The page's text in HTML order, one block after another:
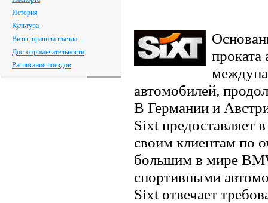
История
Культура
Визы, правила въезда
Достопримечательности
Расписание поездов
проката
автомобилей,
В Германии и
Sixt предоставляет
своим клиентам по
большим в мире
спортивными
Sixt отвечает